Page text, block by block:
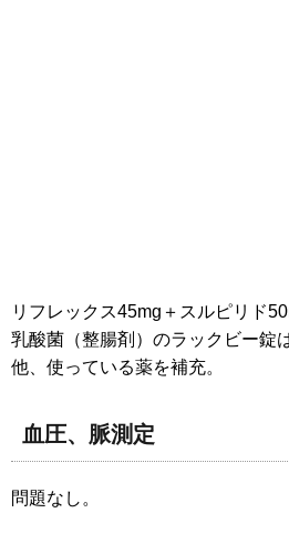
リフレックス45mg＋スルピリド
乳酸菌（整腸剤）のラックビー錠
他、使っている薬を補充。
血圧、脈測定
問題なし。